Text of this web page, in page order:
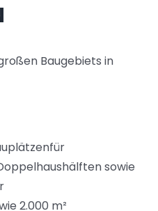
Baugebiets in
sowie
2.000 m²